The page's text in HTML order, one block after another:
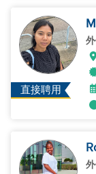
直接聘用